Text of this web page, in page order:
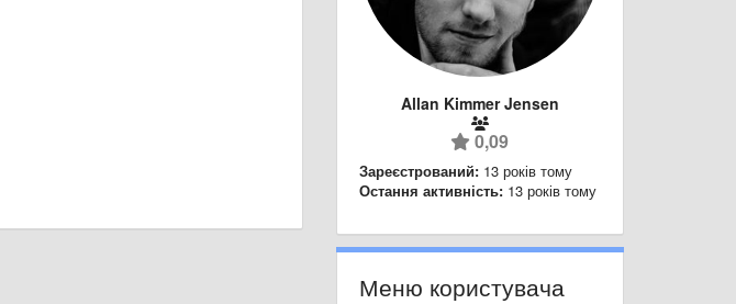
Allan Kimmer Jensen
0,09
Зареєстрований: 13 років тому
Остання активність: 13 років тому
Меню користувача